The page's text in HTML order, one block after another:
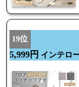
19位
5,999円 インテロ